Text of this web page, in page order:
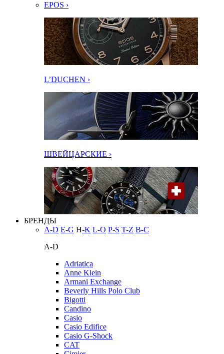
EPOS ›
L’DUCHEN ›
ШВЕЙЦАРСКИЕ ›
БРЕНДЫ
A-D E-G H-K L-O P-S T-Z В-С
A-D
Adriatica
Anne Klein
Armani Exchange
Beverly Hills Polo Club
Bigotti
Candino
Casio
Casio Edifice
Casio G-Shock
CAT